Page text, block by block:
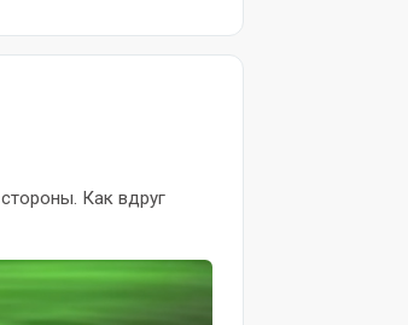
Как вдруг